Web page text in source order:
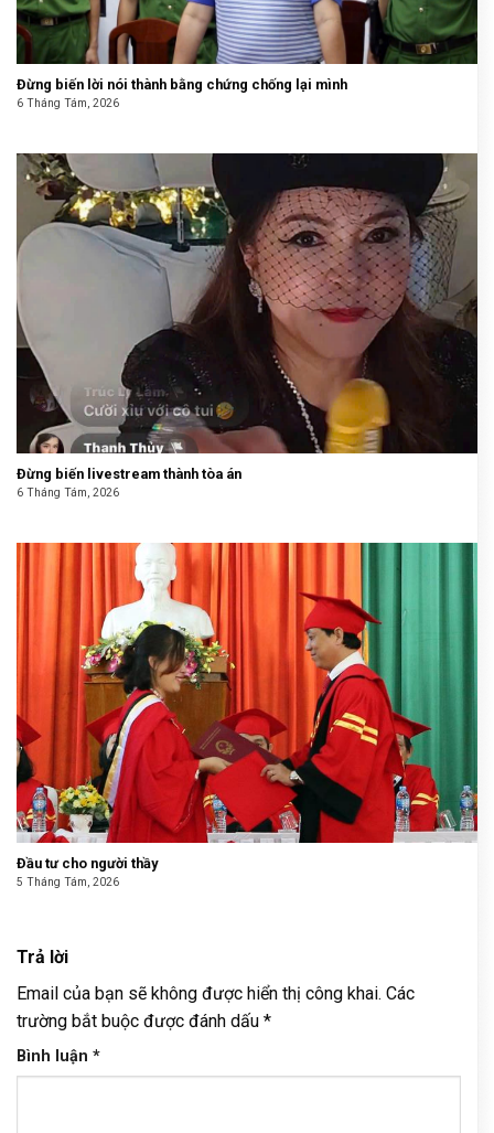
Đừng biến lời nói thành bằng chứng chống lại mình
6 Tháng Tám, 2026
Đừng biến livestream thành tòa án
6 Tháng Tám, 2026
Đầu tư cho người thầy
5 Tháng Tám, 2026
Trả lời
Email của bạn sẽ không được hiển thị công khai. Các
trường bắt buộc được đánh dấu *
Bình luận *